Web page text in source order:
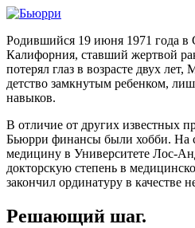
Родившийся 19 июня 1971 года в
Калифорния, ставший жертвой
потерял глаз в возрасте двух
детство замкнутым ребенком,
навыков.
В отличие от других известных
Бьюрри финансы были хобби. На
медицину в Университете Лос-
докторскую степень в
закончил ординатуру в качестве
Решающий шаг.